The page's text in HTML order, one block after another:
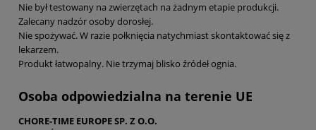
Nie był testowany na zwierzętach na żadnym etapie produkcji.
Zalecany nadzór osoby dorosłej.
Nie spożywać. W razie połknięcia natychmiast skontaktować się z
lekarzem.
Produkt łatwopalny. Nie trzymaj blisko źródeł ognia.
Osoba odpowiedzialna na terenie UE
CHORE-TIME EUROPE SP. Z O.O.